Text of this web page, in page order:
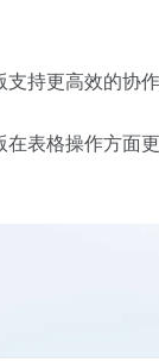
持更高效的协
表格操作方面